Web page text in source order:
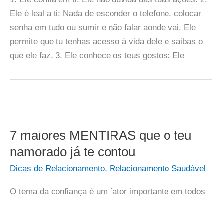
Ele é leal a ti: Nada de esconder o telefone, colocar
senha em tudo ou sumir e não falar aonde vai. Ele
permite que tu tenhas acesso à vida dele e saibas o
que ele faz. 3. Ele conhece os teus gostos: Ele
7 maiores MENTIRAS que o teu
namorado já te contou
Dicas de Relacionamento, Relacionamento Saudável
O tema da confiança é um fator importante em todos